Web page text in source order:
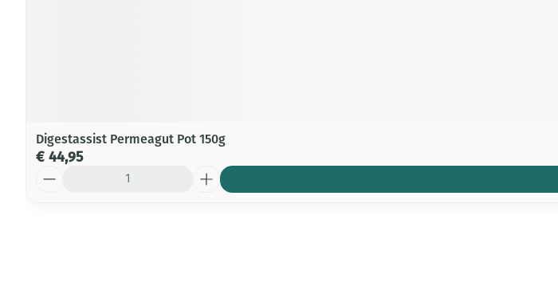
Digestassist Permeagut Pot 150g
€ 44,95